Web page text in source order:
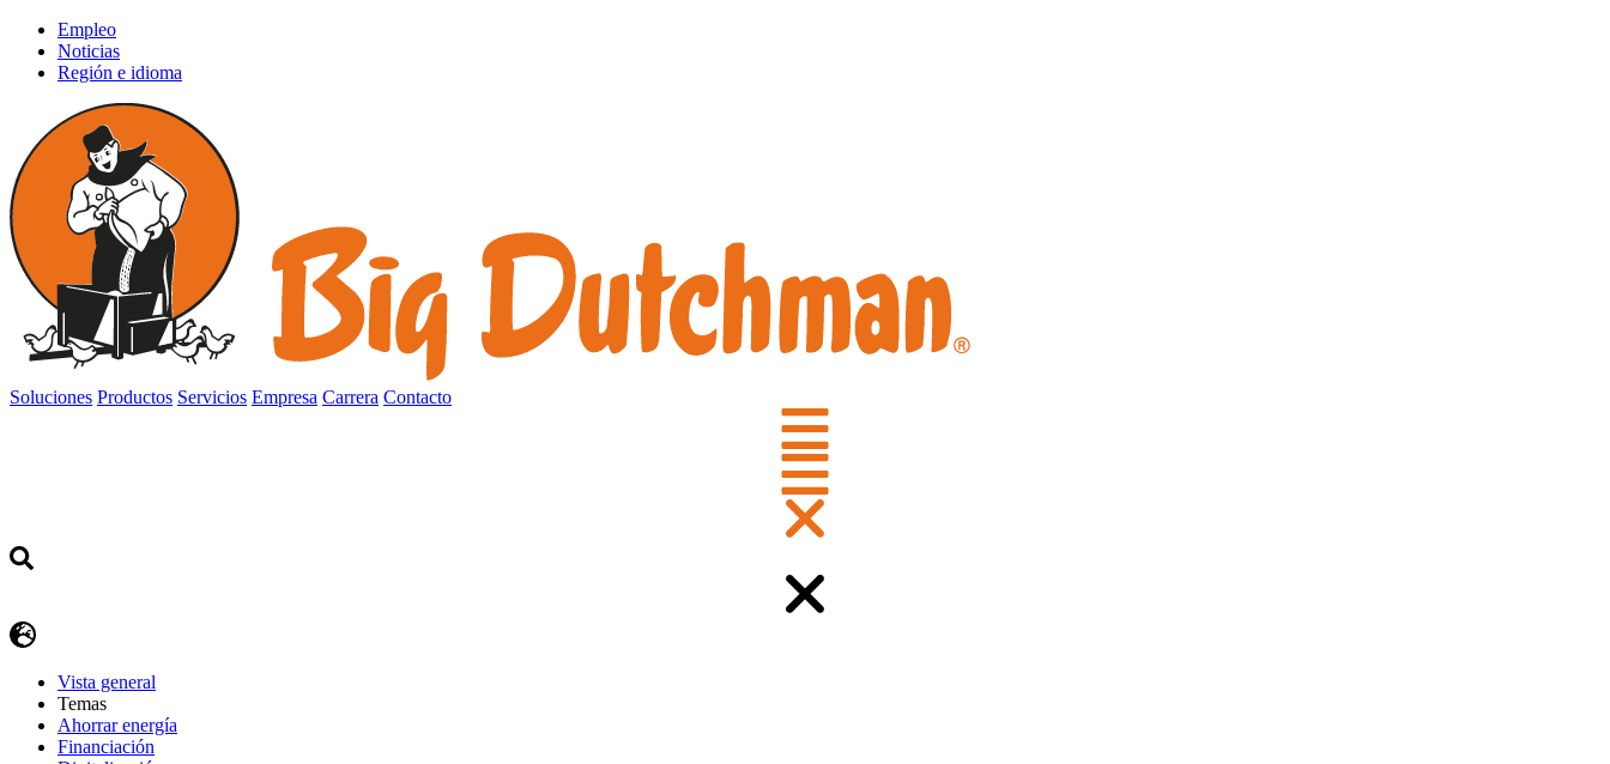
Empleo
Noticias
Región e idioma
Soluciones Productos Servicios Empresa Carrera Contacto
Vista general
Temas
Ahorrar energía
Financiación